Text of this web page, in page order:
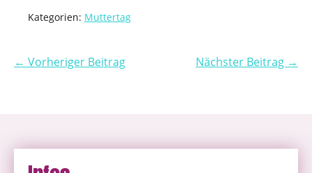
Kategorien: Muttertag
← Vorheriger Beitrag Nächster Beitrag →